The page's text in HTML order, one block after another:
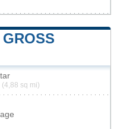
S
(4,88 sq mi)